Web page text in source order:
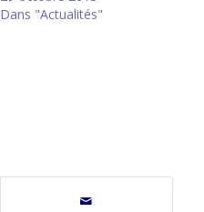
Dans "Actualités"